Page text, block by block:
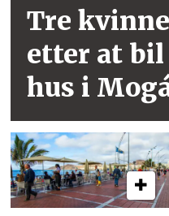
Tre
etter at
hus i